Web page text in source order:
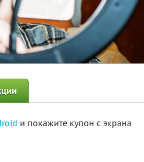
и покажите купон с экрана